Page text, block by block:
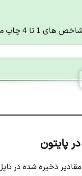
تا 4 چاپ می شود.
پایتون
ذخیره شده در